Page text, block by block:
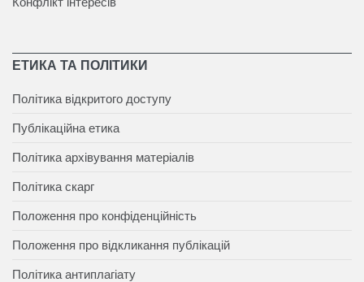
ЕТИКА ТА ПОЛІТИКИ
Політика відкритого доступу
Публікаційна етика
Політика архівування матеріалів
Політика скарг
Положення про конфіденційність
Положення про відкликання публікацій
Політика антиплагіату